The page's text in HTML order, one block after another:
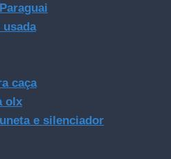
usada
caça
olx
e silenciador